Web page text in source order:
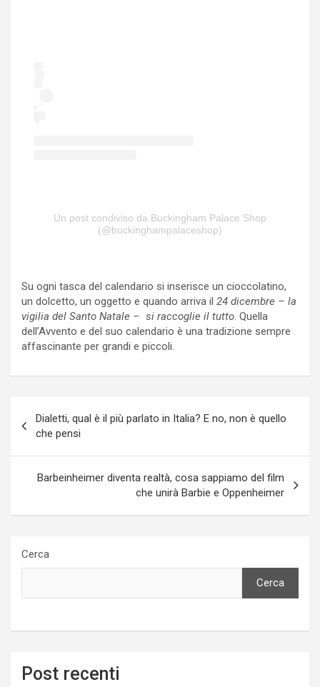
Un post condiviso da Buckingham Palace Shop
(@buckinghampalaceshop)
Su ogni tasca del calendario si inserisce un cioccolatino,
un dolcetto, un oggetto e quando arriva il 24 dicembre – la
vigilia del Santo Natale – si raccoglie il tutto. Quella
dell’Avvento e del suo calendario è una tradizione sempre
affascinante per grandi e piccoli.
articoli
Dialetti, qual è il più parlato in Italia? E no, non è quello
che pensi
Barbeinheimer diventa realtà, cosa sappiamo del film
che unirà Barbie e Oppenheimer
Cerca
Cerca
Post recenti